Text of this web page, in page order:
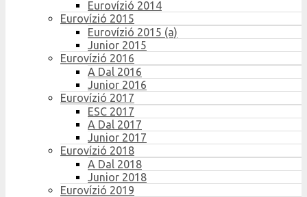
Eurovízió 2014
Eurovízió 2015
Eurovízió 2015 (a)
Junior 2015
Eurovízió 2016
A Dal 2016
Junior 2016
Eurovízió 2017
ESC 2017
A Dal 2017
Junior 2017
Eurovízió 2018
A Dal 2018
Junior 2018
Eurovízió 2019